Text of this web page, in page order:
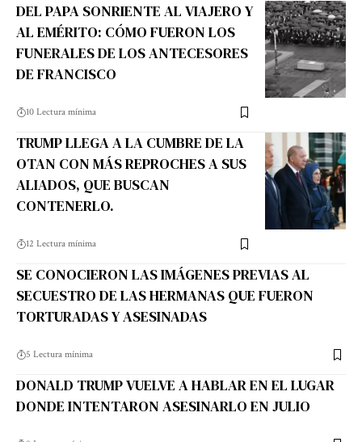
DEL PAPA SONRIENTE AL VIAJERO Y
AL EMÉRITO: CÓMO FUERON LOS
FUNERALES DE LOS ANTECESORES
DE FRANCISCO
10 Lectura mínima
TRUMP LLEGA A LA CUMBRE DE LA
OTAN CON MÁS REPROCHES A SUS
ALIADOS, QUE BUSCAN
CONTENERLO.
12 Lectura mínima
SE CONOCIERON LAS IMÁGENES PREVIAS AL
SECUESTRO DE LAS HERMANAS QUE FUERON
TORTURADAS Y ASESINADAS
5 Lectura mínima
DONALD TRUMP VUELVE A HABLAR EN EL LUGAR
DONDE INTENTARON ASESINARLO EN JULIO